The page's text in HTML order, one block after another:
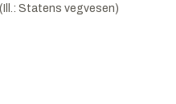
Statens vegvesen)